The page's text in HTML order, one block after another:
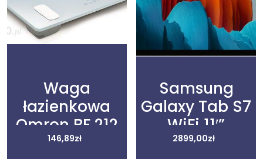
Waga
łazienkowa
Omron BF 212
146,89zł
Samsung
Galaxy Tab S7
WiFi 11′”
6/128GB
2899,00zł